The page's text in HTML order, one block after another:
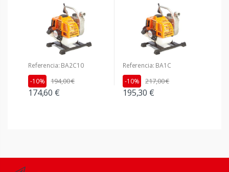
Referencia: BA2C10
174,60 €
-10% 194,00 €
Referencia: BA1C
195,30 €
-10% 217,00 €